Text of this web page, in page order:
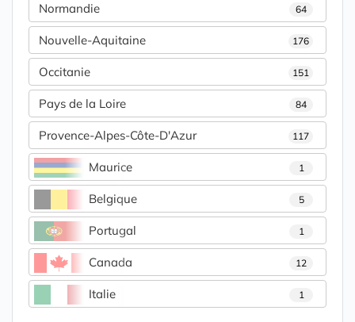
Normandie 64
Nouvelle-Aquitaine 176
Occitanie 151
Pays de la Loire 84
Provence-Alpes-Côte-D'Azur 117
Maurice 1
Belgique 5
Portugal 1
Canada 12
Italie 1